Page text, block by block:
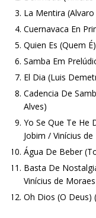
La Mentira
Cuernavaca En
Quien Es (Quem
Samba Em
El Dia (Luis
Cadencia De
Alves)
Yo Se Que Te He
Jobim / Vinícius
Água De Beber
Basta De
Vinícius de
Oh Dios (O Deus)